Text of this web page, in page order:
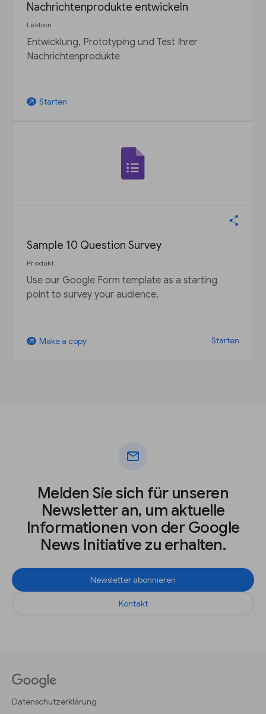
Nachrichtenprodukte entwickeln
Lektion
Entwicklung, Prototyping und Test Ihrer
Nachrichtenprodukte
arrow_outward Starten
Sample 10 Question Survey
Produkt
Use our Google Form template as a starting
point to survey your audience.
arrow_outward Make a copy Starten
mail
Melden Sie sich für unseren
Newsletter an, um aktuelle
Informationen von der Google
News Initiative zu erhalten.
Newsletter abonnieren
Kontakt
Datenschutzerklärung